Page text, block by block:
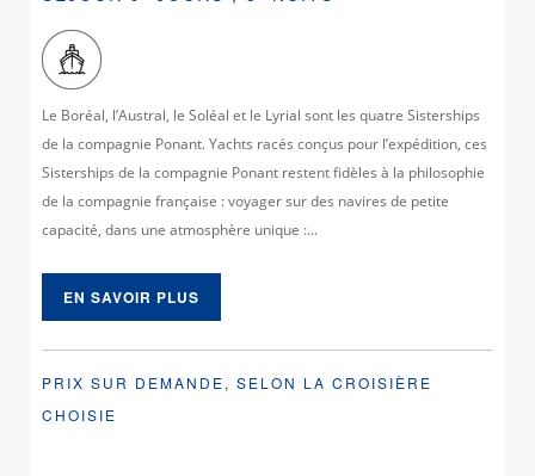
Le Boréal, l’Austral, le Soléal et le Lyrial sont les quatre Sisterships
de la compagnie Ponant. Yachts racés conçus pour l’expédition, ces
Sisterships de la compagnie Ponant restent fidèles à la philosophie
de la compagnie française : voyager sur des navires de petite
capacité, dans une atmosphère unique :...
EN SAVOIR PLUS
PRIX SUR DEMANDE, SELON LA CROISIÈRE
CHOISIE